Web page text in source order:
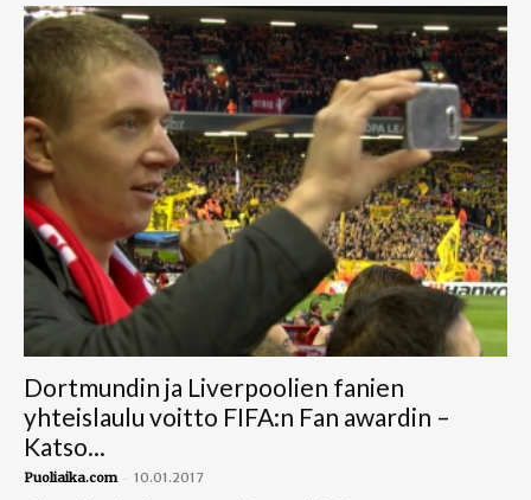
Dortmundin ja Liverpoolien fanien
yhteislaulu voitto FIFA:n Fan awardin –
Katso...
Puoliaika.com - 10.01.2017